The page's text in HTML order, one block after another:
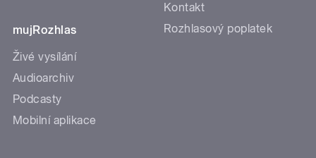
mujRozhlas
Živé vysílání
Audioarchiv
Podcasty
Mobilní aplikace
Kontakt
Rozhlasový poplatek